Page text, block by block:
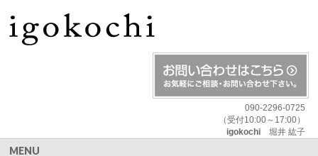
090-2296-0725
（受付10:00～17:00）
igokochi堀井 紘子
MENU